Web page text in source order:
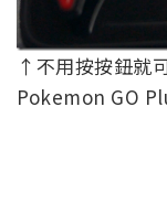
↑不用按按鈕就
Pokemon GO